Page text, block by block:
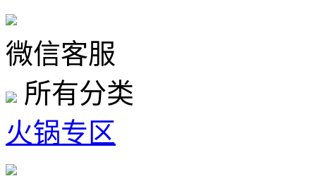
微信客服
所有分类
火锅专区